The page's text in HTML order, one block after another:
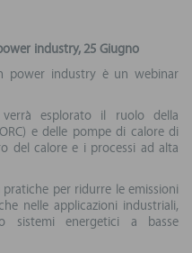
industry, 25 Giugno
power industry è un webinar
esplorato il ruolo della
e delle pompe di calore di
del calore e i processi ad alta
per ridurre le emissioni
nelle applicazioni industriali,
sistemi energetici a basse